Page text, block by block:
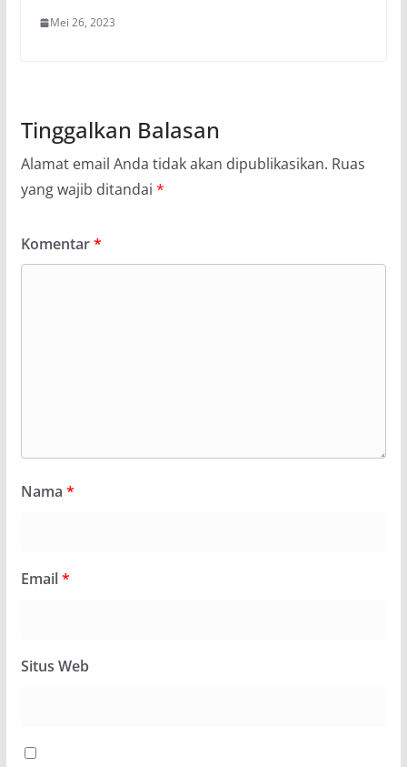
Mei 26, 2023
Tinggalkan Balasan
Alamat email Anda tidak akan dipublikasikan. Ruas
yang wajib ditandai *
Komentar*
Nama *
Email*
Situs Web